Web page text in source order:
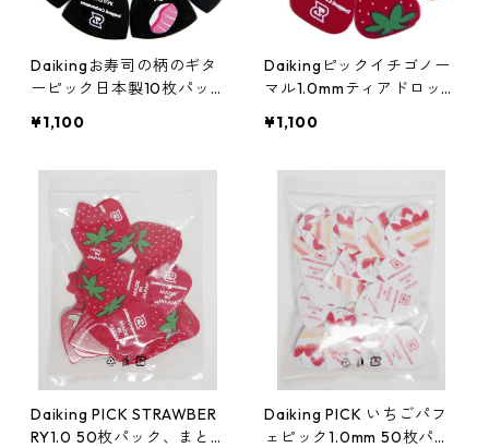
Daikingお寿司の柄のギタ
ーピック日本製10枚パッ
¥1,100
Daikingピックイチゴノー
マル1.0mmティアドロップ
¥1,100
Daiking PICK STRAWBER
RY1.0 50枚パック、まと
Daiking PICK いちごパフ
ェピック1.0mm 50枚パッ